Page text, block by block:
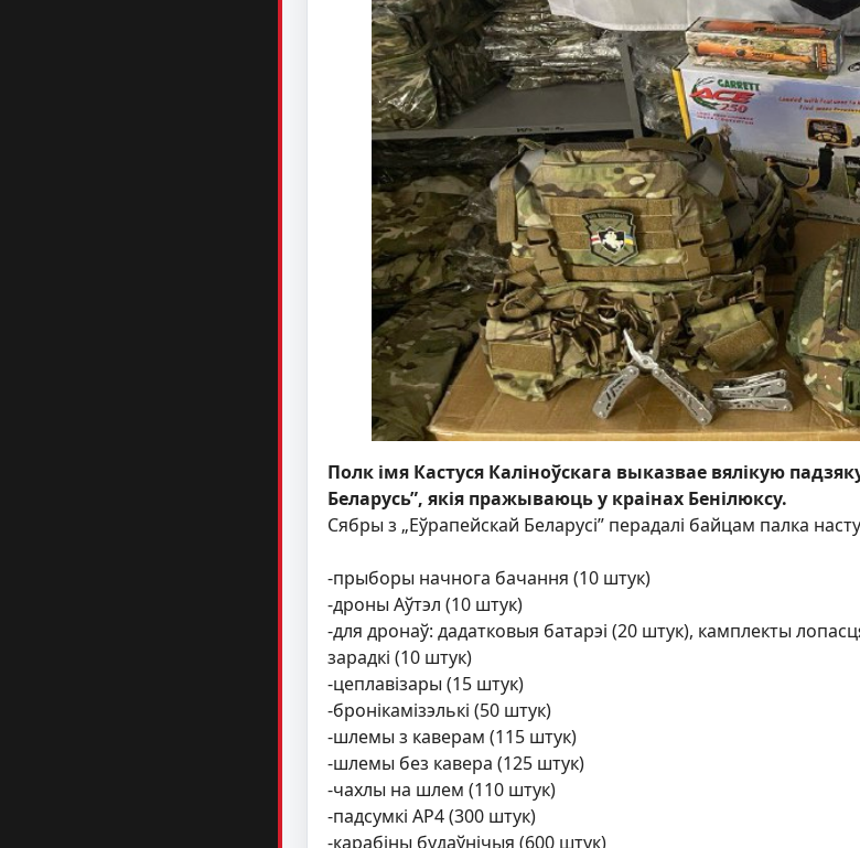
Полк імя Кастуся Каліноўскага выказвае вялікую
Беларусь”, якiя пражываюць у краiнах Бенiлюксу.
Сябры з „Еўрапейскай Беларусі” перадалі байцам палка
-прыборы начнога бачання (10 штук)
-дроны Аўтэл (10 штук)
-для дронаў: дадатковыя батарэі (20 штук), камплекты
зарадкі (10 штук)
-цеплавізары (15 штук)
-бронiкамізэлькі (50 штук)
-шлемы з каверам (115 штук)
-шлемы без кавера (125 штук)
-чахлы на шлем (110 штук)
-падсумкi AP4 (300 штук)
-карабiны будаўнiчыя (600 штук)